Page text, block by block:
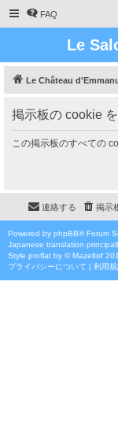
FAQ
Le
Le Château
掲示板の cookie
この掲示板のすべての
掲示
連絡する
Powered by phpBB® Forum
Japanese translation
Style proflat by ©Mazeltof
プライバシーについて | 利用